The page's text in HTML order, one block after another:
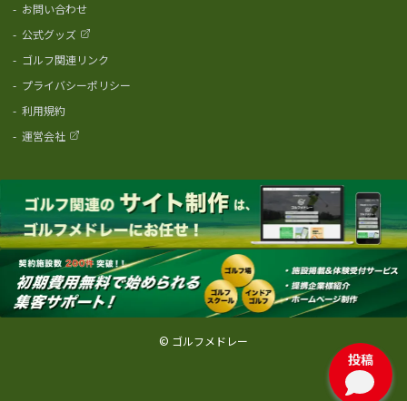
投稿
- お問い合わせ
- 公式グッズ
- ゴルフ関連リンク
- プライバシーポリシー
- 利用規約
- 運営会社
© ゴルフメドレー